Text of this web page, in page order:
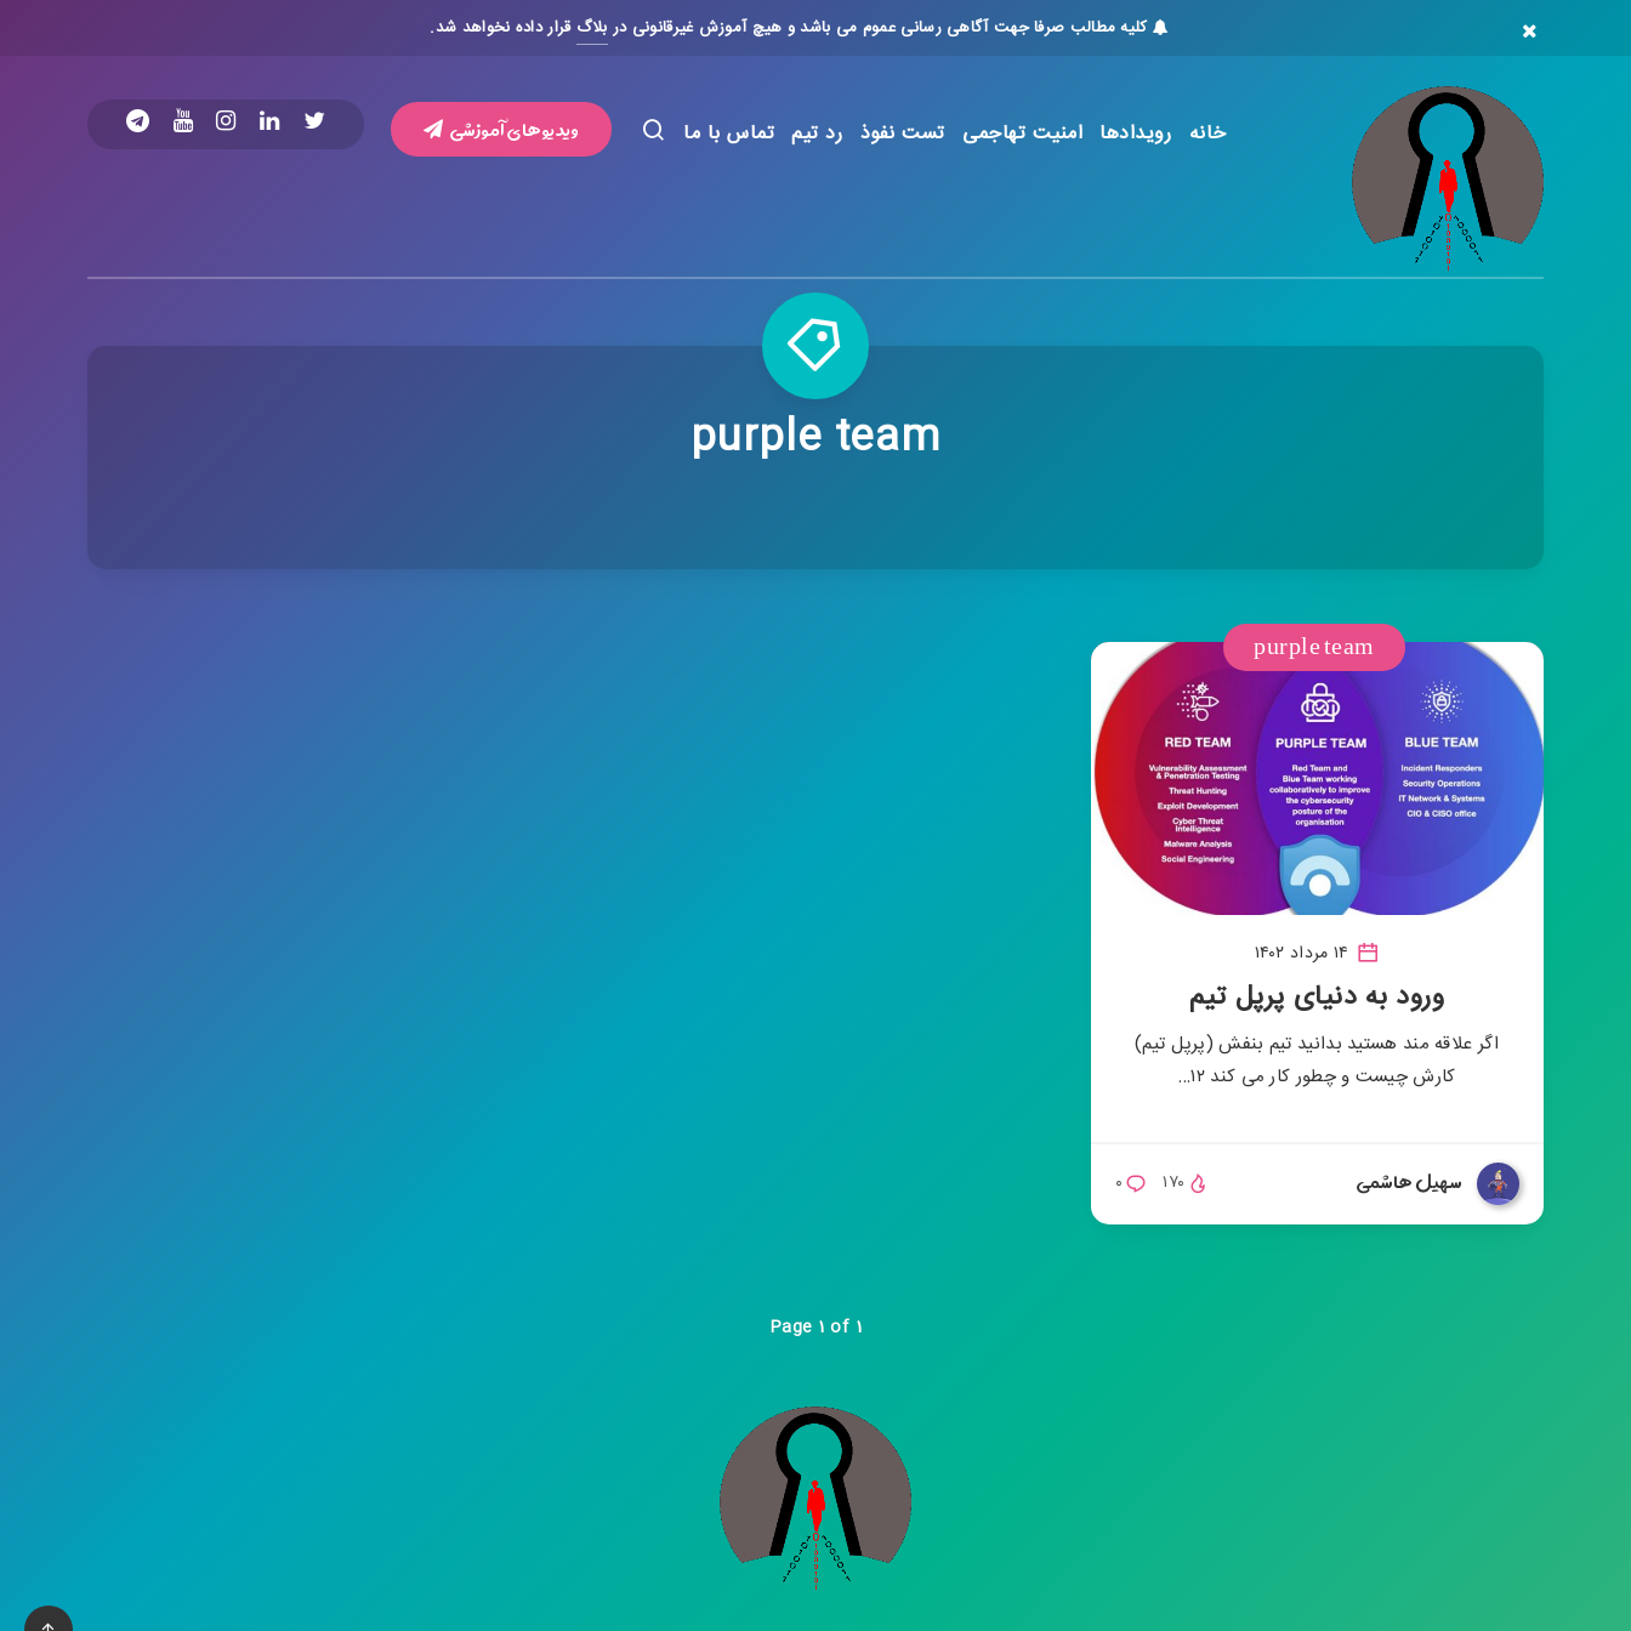
کلیه مطالب صرفا جهت آگاهی رسانی عموم می باشد و هیچ آموزش غیرقانونی در بلاگ قرار داده نخواهد شد.
خانه رویدادها امنیت تهاجمی تست نفوذ رد تیم تماس با ما ویدیوهای آموزشی
purple team
purple team
ورود به دنیای پرپل تیم
اگر علاقه مند هستید بدانید تیم بنفش (‎پرپل تیم)
کارش چیست و چطور کار می کند ۱۲…
سهیل هاشمی ۰ ۱۷۰
Page 1 of 1